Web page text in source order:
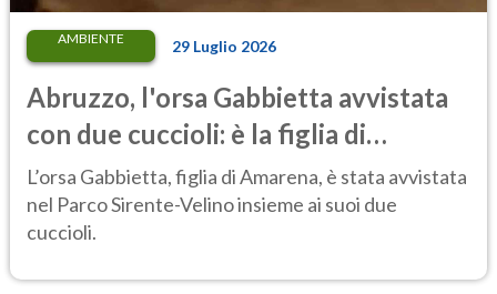
AMBIENTE 29 Luglio 2026
Abruzzo, l'orsa Gabbietta avvistata
con due cuccioli: è la figlia di
Amarena
L’orsa Gabbietta, figlia di Amarena, è stata avvistata
nel Parco Sirente-Velino insieme ai suoi due
cuccioli.